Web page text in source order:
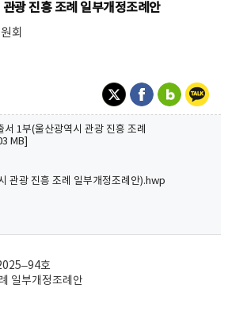
광 진흥 조례 일부개정조례안
회
1부(울산광역시 관광 진흥 조례
MB]
관광 진흥 조례 일부개정조례안).hwp
호
일부개정조례안